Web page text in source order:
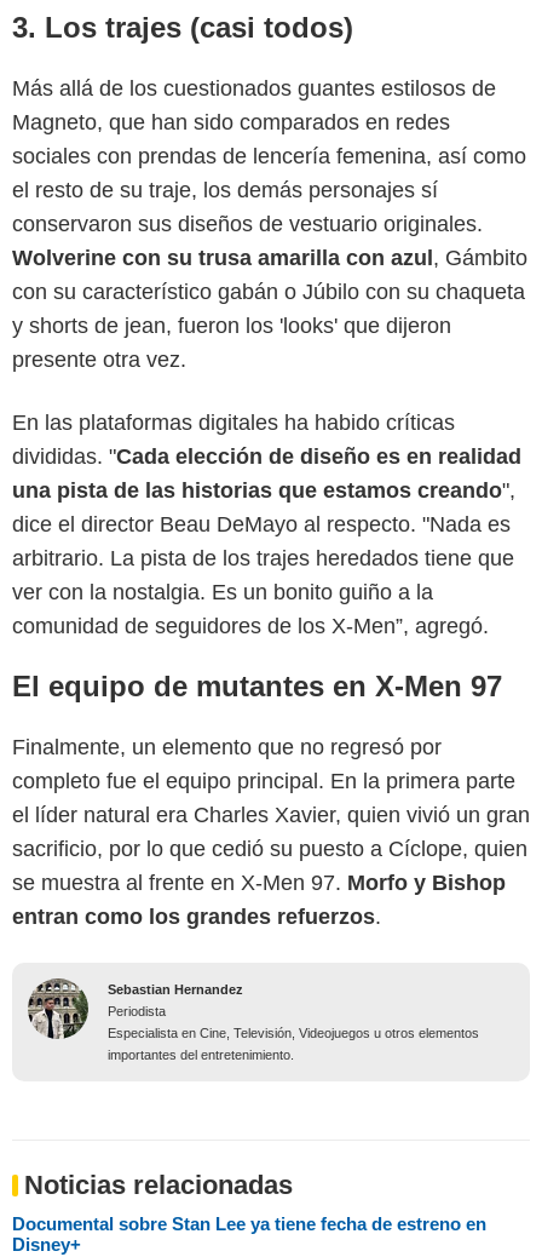
3. Los trajes (casi todos)
Más allá de los cuestionados guantes estilosos de
Magneto, que han sido comparados en redes
sociales con prendas de lencería femenina, así como
el resto de su traje, los demás personajes sí
conservaron sus diseños de vestuario originales.
Wolverine con su trusa amarilla con azul , Gámbito
con su característico gabán o Júbilo con su chaqueta
y shorts de jean, fueron los 'looks' que dijeron
presente otra vez.
En las plataformas digitales ha habido críticas
divididas. "Cada elección de diseño es en realidad
una pista de las historias que estamos creando",
dice el director Beau DeMayo al respecto. "Nada es
arbitrario. La pista de los trajes heredados tiene que
ver con la nostalgia. Es un bonito guiño a la
comunidad de seguidores de los X-Men”, agregó.
El equipo de mutantes en X-Men 97
Finalmente, un elemento que no regresó por
completo fue el equipo principal. En la primera parte
el líder natural era Charles Xavier, quien vivió un gran
sacrificio, por lo que cedió su puesto a Cíclope, quien
se muestra al frente en X-Men 97. Morfo y Bishop
entran como los grandes refuerzos.
Sebastian Hernandez
Periodista
Especialista en Cine, Televisión, Videojuegos u otros elementos
importantes del entretenimiento.
Noticias relacionadas
Documental sobre Stan Lee ya tiene fecha de estreno en
Disney+